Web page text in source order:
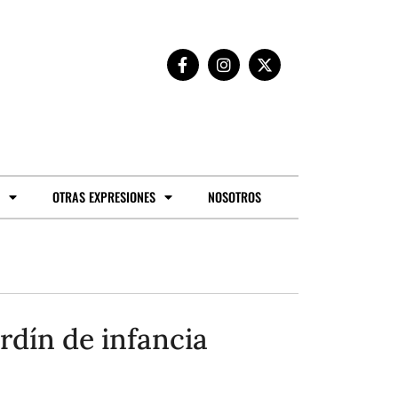
OTRAS EXPRESIONES NOSOTROS
de infancia